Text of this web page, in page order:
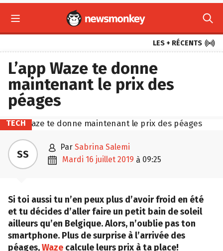
 
LES + RÉCENTS 
L’app Waze te donne
maintenant le prix des
péages
TECH
SS  par Sabrina Salemi
 mardi 16 juillet 2019 à 09:25
Si toi aussi tu n’en peux plus d’avoir froid en été
et tu décides d’aller faire un petit bain de soleil
ailleurs qu’en Belgique. Alors, n’oublie pas ton
smartphone. Plus de surprise à l’arrivée des
péages, Waze calcule leurs prix à ta place!